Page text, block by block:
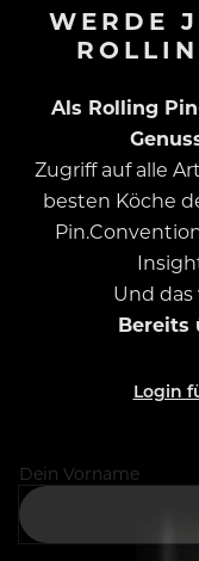
WERDE
Als Rolling
Zugriff auf alle
besten Köche
Und
Bereits
Login
Dein Vorname